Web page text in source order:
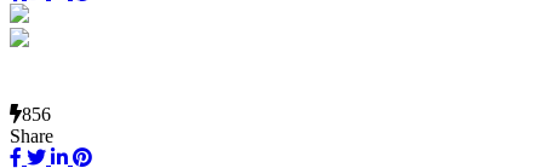
856
Share